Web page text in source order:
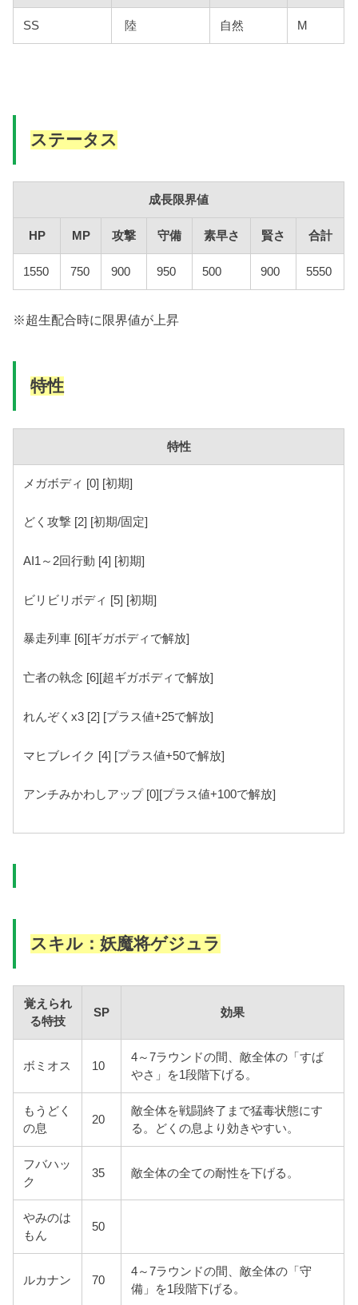
SS 陸 自然 M
ステータス
成長限界値
HP MP 攻撃 守備 素早さ 賢さ 合計
1550 750 900 950 500 900 5550
※超生配合時に限界値が上昇
特性
特性
メガボディ [0] [初期]
どく攻撃 [2] [初期/固定]
AI1～2回行動 [4] [初期]
ビリビリボディ [5] [初期]
暴走列車 [6][ギガボディで解放]
亡者の執念 [6][超ギガボディで解放]
れんぞくx3 [2] [プラス値+25で解放]
マヒブレイク [4] [プラス値+50で解放]
アンチみかわしアップ [0][プラス値+100で解放]
スキル：妖魔将ゲジュラ
覚えられ
る特技
SP 効果
ボミオス 10
4～7ラウンドの間、敵全体の「すば
やさ」を1段階下げる。
もうどく
の息
20
敵全体を戦闘終了まで猛毒状態にす
る。どくの息より効きやすい。
フバハッ
ク
35 敵全体の全ての耐性を下げる。
やみのは
もん
50
ルカナン 70
4～7ラウンドの間、敵全体の「守
備」を1段階下げる。